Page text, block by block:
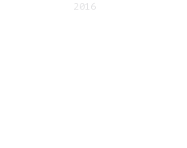
2016